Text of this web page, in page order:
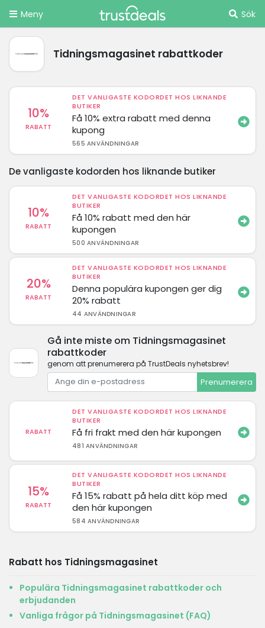
Meny Sök
Tidningsmagasinet rabattkoder
10%
RABATT
DET VANLIGASTE KODORDET HOS LIKNANDE
BUTIKER
Få 10% extra rabatt med denna
kupong
565 ANVÄNDNINGAR
De vanligaste kodorden hos liknande butiker
10%
RABATT
DET VANLIGASTE KODORDET HOS LIKNANDE
BUTIKER
Få 10% rabatt med den här
kupongen
500 ANVÄNDNINGAR
20%
RABATT
DET VANLIGASTE KODORDET HOS LIKNANDE
BUTIKER
Denna populära kupongen ger dig
20% rabatt
44 ANVÄNDNINGAR
Gå inte miste om Tidningsmagasinet
rabattkoder
genom att prenumerera på TrustDeals nyhetsbrev!
Prenumerera
RABATT
DET VANLIGASTE KODORDET HOS LIKNANDE
BUTIKER
Få fri frakt med den här kupongen
481 ANVÄNDNINGAR
15%
RABATT
DET VANLIGASTE KODORDET HOS LIKNANDE
BUTIKER
Få 15% rabatt på hela ditt köp med
den här kupongen
584 ANVÄNDNINGAR
Rabatt hos Tidningsmagasinet
Populära Tidningsmagasinet rabattkoder och
erbjudanden
Vanliga frågor på Tidningsmagasinet (FAQ)